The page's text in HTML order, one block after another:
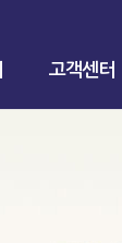
고객센터